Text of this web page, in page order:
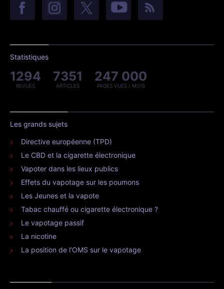
Statistiques
1294
REVUES
7351
ARTICLES
247 000
PAGES VUES / MOIS
Les grands sujets
Directive européenne (TPD)
Le CBD et la cigarette électronique
Vapoter dans les lieux publics
Effets du vapotage sur les poumons
Les Jeunes et la vapote
Tabac chauffé ou cigarette électronique ?
Le vapotage passif
La nicotine
La position de l’OMS sur le vapotage